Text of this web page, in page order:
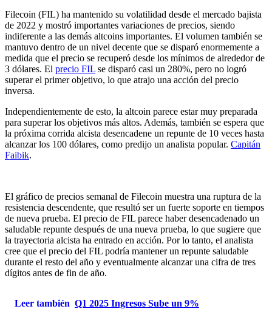
Filecoin (FIL) ha mantenido su volatilidad desde el mercado bajista
de 2022 y mostró importantes variaciones de precios, siendo
indiferente a las demás altcoins importantes. El volumen también se
mantuvo dentro de un nivel decente que se disparó enormemente a
medida que el precio se recuperó desde los mínimos de alrededor de
3 dólares. El precio FIL se disparó casi un 280%, pero no logró
superar el primer objetivo, lo que atrajo una acción del precio
inversa.
Independientemente de esto, la altcoin parece estar muy preparada
para superar los objetivos más altos. Además, también se espera que
la próxima corrida alcista desencadene un repunte de 10 veces hasta
alcanzar los 100 dólares, como predijo un analista popular. Capitán
Faibik.
El gráfico de precios semanal de Filecoin muestra una ruptura de la
resistencia descendente, que resultó ser un fuerte soporte en tiempos
de nueva prueba. El precio de FIL parece haber desencadenado un
saludable repunte después de una nueva prueba, lo que sugiere que
la trayectoria alcista ha entrado en acción. Por lo tanto, el analista
cree que el precio del FIL podría mantener un repunte saludable
durante el resto del año y eventualmente alcanzar una cifra de tres
dígitos antes de fin de año.
Leer también Q1 2025 Ingresos Sube un 9%